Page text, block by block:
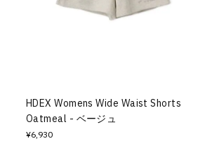
HDEX Womens Wide Waist Shorts
Oatmeal - ベージュ
¥6,930